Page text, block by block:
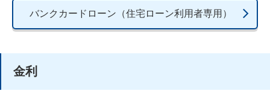
バンクカードローン（住宅ローン利用者専用）
金利